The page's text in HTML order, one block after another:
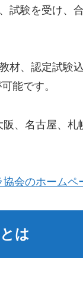
試験を受け、
材、認定試験
能です。
、名古屋、
協会のホームペ
は